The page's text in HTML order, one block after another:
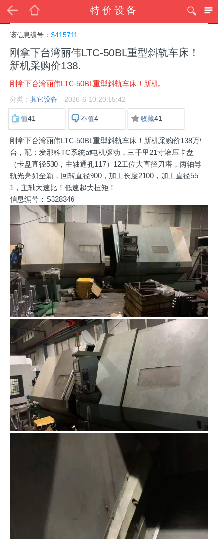
特价设备
该信息编号：S415711
刚拿下台湾丽伟LTC-50BL重型斜轨车床！
新机采购价138.
刚拿下台湾丽伟LTC-50BL重型斜轨车床！新机.
分类：其它设备 2026-6-10 20:15:42
值41 不值4 收藏41
刚拿下台湾丽伟LTC-50BL重型斜轨车床！新机采购价138万/
台，配：发那科TC系统af电机驱动，三千里21寸液压卡盘
（卡盘直径530，主轴通孔117）12工位大直径刀塔，两轴导
轨光亮如全新，回转直径900，加工长度2100，加工直径55
1，主轴大速比！低速超大扭矩！
信息编号：S328346